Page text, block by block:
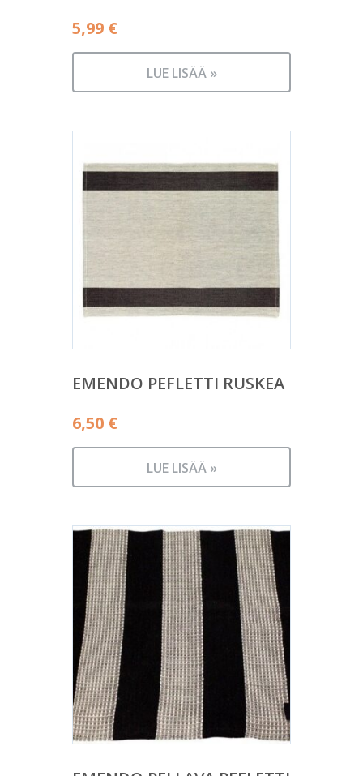
5,99 €
LUE LISÄÄ »
EMENDO PEFLETTI RUSKEA
6,50 €
LUE LISÄÄ »